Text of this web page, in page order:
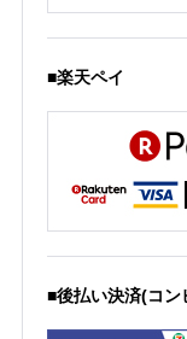
■楽天ペイ
■後払い決済(コン